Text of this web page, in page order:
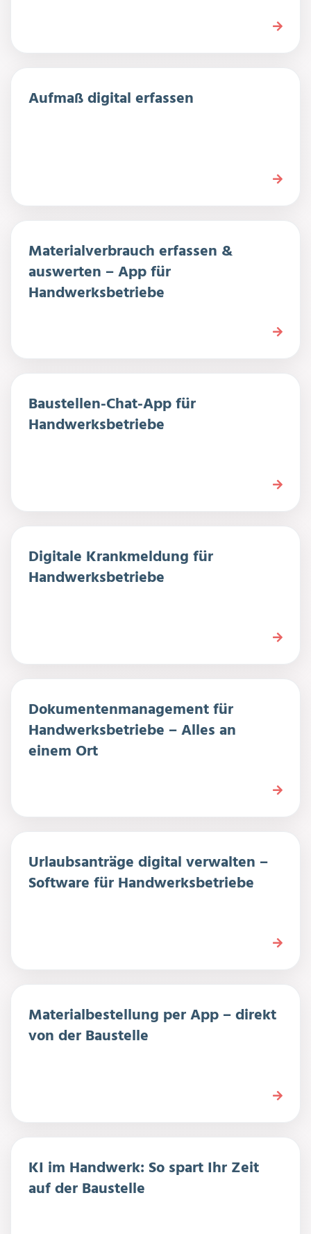
Aufmaß digital erfassen
Materialverbrauch erfassen &
auswerten – App für
Handwerksbetriebe
Baustellen-Chat-App für
Handwerksbetriebe
Digitale Krankmeldung für
Handwerksbetriebe
Dokumentenmanagement für
Handwerksbetriebe – Alles an
einem Ort
Urlaubsanträge digital verwalten –
Software für Handwerksbetriebe
Materialbestellung per App – direkt
von der Baustelle
KI im Handwerk: So spart Ihr Zeit
auf der Baustelle